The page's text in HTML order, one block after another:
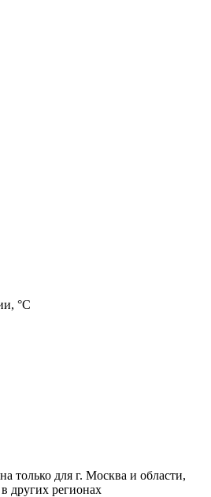
°C
только для г. Москва и области,
других регионах